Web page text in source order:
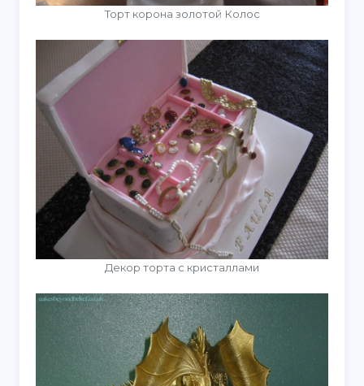
Торт корона золотой Колос
Декор торта с кристаллами